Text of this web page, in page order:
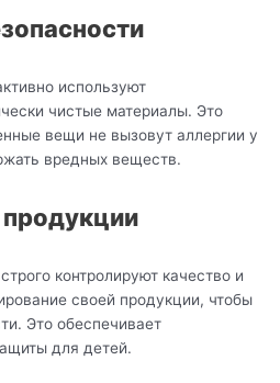
используют
чистые материалы. Это
вещи не вызовут аллергии у
вредных веществ.
продукции
контролируют качество и
своей продукции, чтобы
Это обеспечивает
для детей.